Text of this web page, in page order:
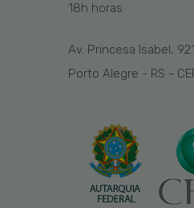
18h horas
Av. Princesa Isabel,
Porto Alegre - RS -